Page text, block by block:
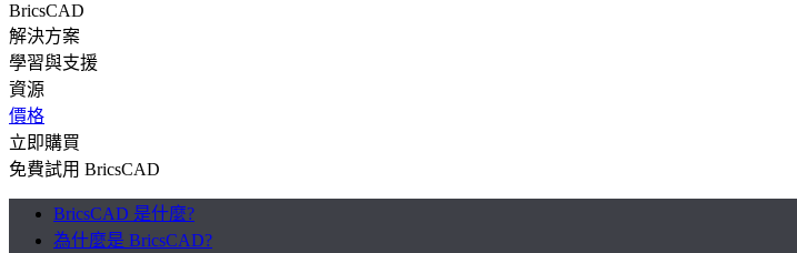
BricsCAD
解決方案
學習與支援
資源
價格
立即購買
免費試用 BricsCAD
BricsCAD 是什麼?
為什麼是 BricsCAD?